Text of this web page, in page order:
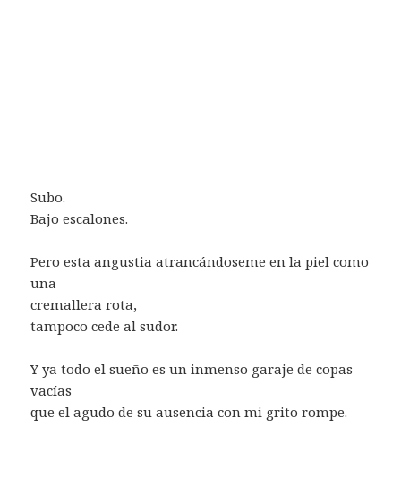
Subo.
Bajo escalones.
Pero esta angustia atrancándoseme en la piel como
una
cremallera rota,
tampoco cede al sudor.
Y ya todo el sueño es un inmenso garaje de copas
vacías
que el agudo de su ausencia con mi grito rompe.